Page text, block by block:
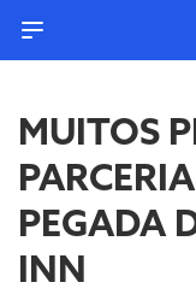
MUITOS
PEGADA
INN